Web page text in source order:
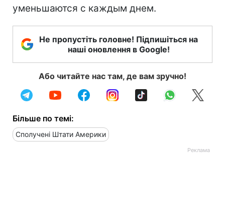
уменьшаются с каждым днем.
Не пропустіть головне! Підпишіться на
наші оновлення в Google!
Або читайте нас там, де вам зручно!
Більше по темі:
Сполучені Штати Америки